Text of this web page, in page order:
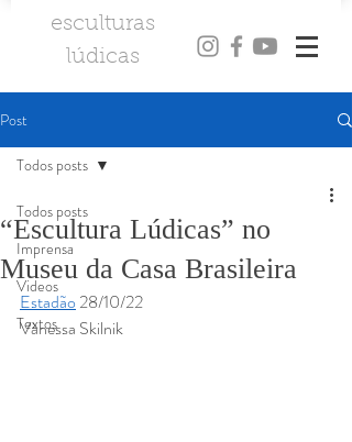
esculturas
lúdicas
Post
Todos posts
Imprensa
Videos
Textos
Todos posts
“Escultura Lúdicas” no
Museu da Casa Brasileira
Estadão 28/10/22
Vanessa Skilnik